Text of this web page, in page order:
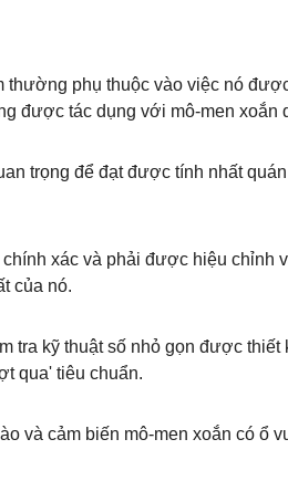
phụ thuộc vào việc nó
được tác dụng với mô-men xoắn
trọng để đạt được tính nhất
xác và phải được hiệu chỉnh
của nó.
tra kỹ thuật số nhỏ gọn được thiết
qua' tiêu chuẩn.
và cảm biến mô-men xoắn có ổ